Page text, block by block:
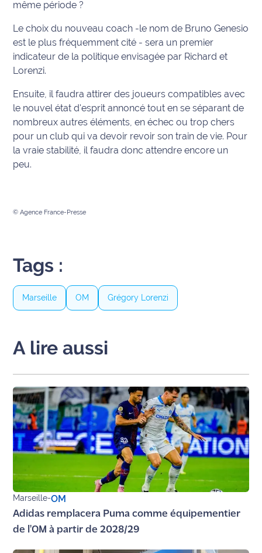
même période ?
Le choix du nouveau coach -le nom de Bruno Genesio
est le plus fréquemment cité - sera un premier
indicateur de la politique envisagée par Richard et
Lorenzi.
Ensuite, il faudra attirer des joueurs compatibles avec
le nouvel état d'esprit annoncé tout en se séparant de
nombreux autres éléments, en échec ou trop chers
pour un club qui va devoir revoir son train de vie. Pour
la vraie stabilité, il faudra donc attendre encore un
peu.
© Agence France-Presse
Tags :
Marseille OM Grégory Lorenzi
A lire aussi
Marseille-OM
Adidas remplacera Puma comme équipementier
de l'OM à partir de 2028/29